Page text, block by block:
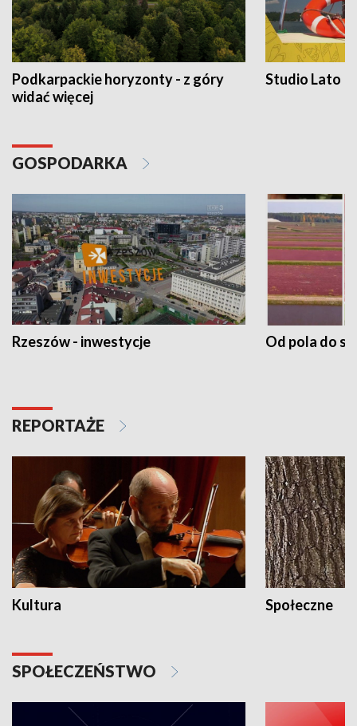
Podkarpackie horyzonty - z góry
widać więcej
Studio Lato
GOSPODARKA
Rzeszów - inwestycje Od pola do
REPORTAŻE
Kultura Społeczne
SPOŁECZEŃSTWO